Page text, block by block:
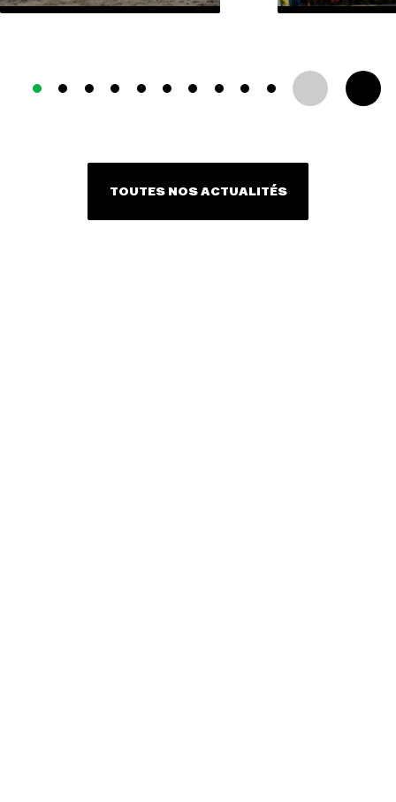
TOUTES NOS ACTUALITÉS